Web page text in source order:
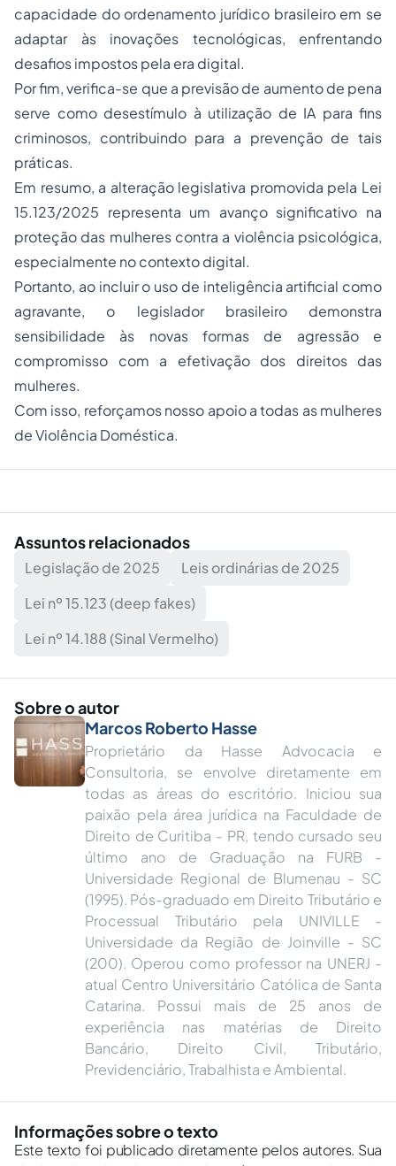
capacidade do ordenamento jurídico brasileiro em se
adaptar às inovações tecnológicas, enfrentando
desafios impostos pela era digital.
Por fim, verifica-se que a previsão de aumento de pena
serve como desestímulo à utilização de IA para fins
criminosos, contribuindo para a prevenção de tais
práticas.
Em resumo, a alteração legislativa promovida pela Lei
15.123/2025 representa um avanço significativo na
proteção das mulheres contra a violência psicológica,
especialmente no contexto digital.
Portanto, ao incluir o uso de inteligência artificial como
agravante, o legislador brasileiro demonstra
sensibilidade às novas formas de agressão e
compromisso com a efetivação dos direitos das
mulheres.
Com isso, reforçamos nosso apoio a todas as mulheres
de Violência Doméstica.
Assuntos relacionados
Legislação de 2025
Leis ordinárias de 2025
Lei nº 15.123 (deep fakes)
Lei nº 14.188 (Sinal Vermelho)
Sobre o autor
Marcos Roberto Hasse
Proprietário da Hasse Advocacia e
Consultoria, se envolve diretamente em
todas as áreas do escritório. Iniciou sua
paixão pela área jurídica na Faculdade de
Direito de Curitiba - PR, tendo cursado seu
último ano de Graduação na FURB -
Universidade Regional de Blumenau - SC
(1995). Pós-graduado em Direito Tributário e
Processual Tributário pela UNIVILLE -
Universidade da Região de Joinville - SC
(200). Operou como professor na UNERJ -
atual Centro Universitário Católica de Santa
Catarina. Possui mais de 25 anos de
experiência nas matérias de Direito
Bancário, Direito Civil, Tributário,
Previdenciário, Trabalhista e Ambiental.
Informações sobre o texto
Este texto foi publicado diretamente pelos autores. Sua